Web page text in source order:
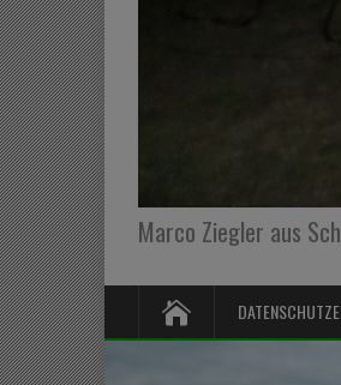
Marco Ziegler aus